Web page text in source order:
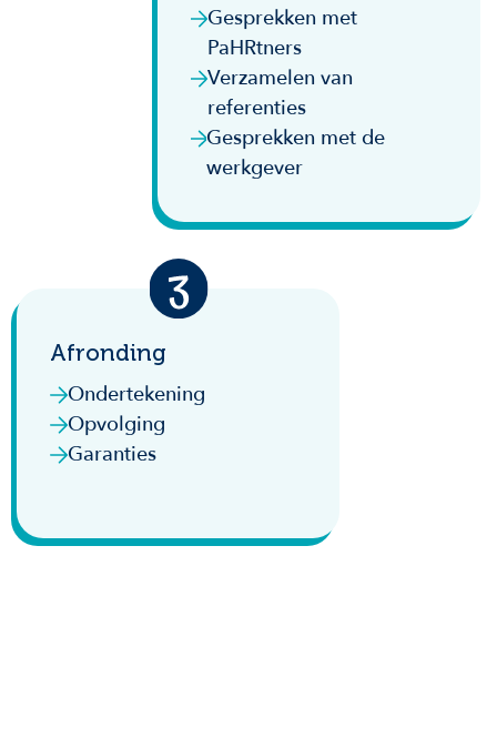
Gesprekken met
PaHRtners
Verzamelen van
referenties
Gesprekken met de
werkgever
Afronding
Ondertekening
Opvolging
Garanties